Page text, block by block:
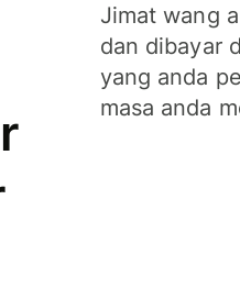
Jimat wang
dan dibayar
yang anda
masa anda